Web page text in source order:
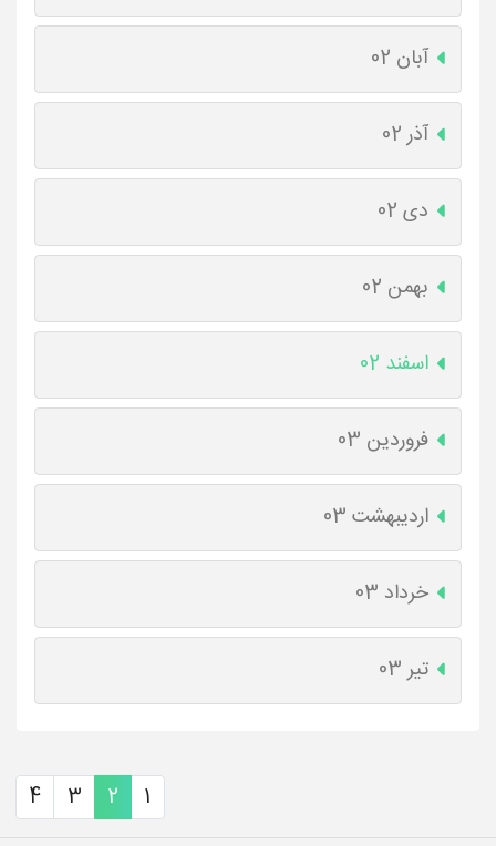
آبان 02
آذر 02
دی 02
بهمن 02
اسفند 02
فروردین 03
اردیبهشت 03
خرداد 03
تیر 03
1
2
3
4